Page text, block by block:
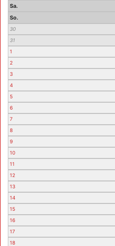
Sa.
So.
30
31
1
2
3
4
5
6
7
8
9
10
11
12
13
14
15
16
17
18